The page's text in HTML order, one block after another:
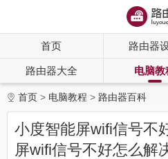
首页 路由器
路由器大全 电脑教
首页 电脑教程 路由器百科
小度智能屏wifi信号不
屏wifi信号不好怎么解